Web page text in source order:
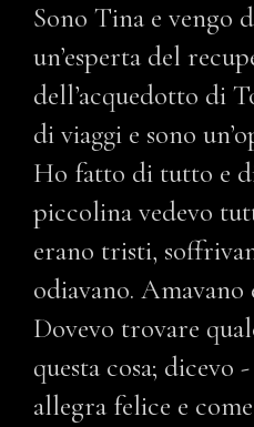
Sono Tina e vengo
un’esperta del
dell’acquedotto di
di viaggi e sono
Ho fatto di tutto e
piccolina vedevo
erano tristi,
odiavano. Amavano
Dovevo trovare
questa cosa; dicevo
allegra felice e